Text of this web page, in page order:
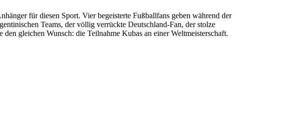
für diesen Sport. Vier begeisterte Fußballfans geben während der
Teams, der völlig verrückte Deutschland-Fan, der stolze
gleichen Wunsch: die Teilnahme Kubas an einer Weltmeisterschaft.